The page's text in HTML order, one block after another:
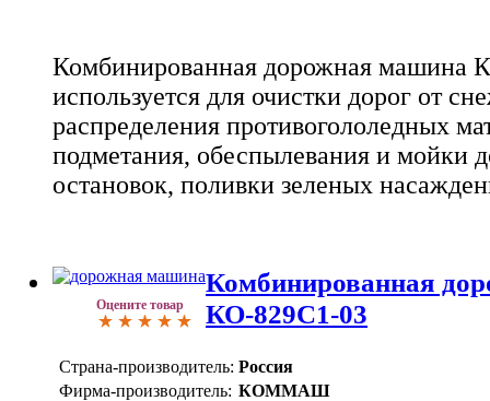
Комбинированная дорожная машина
используется для очистки дорог от
распределения противогололедных
подметания, обеспылевания и мойки
остановок, поливки зеленых
Оцените товар
Комбинированная
КО-829С1-03
Страна-производитель: Россия
Фирма-производитель: КОММАШ